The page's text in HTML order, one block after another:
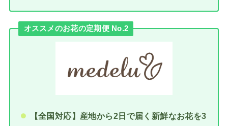
オススメのお花の定期便 No.2
【全国対応】産地から2日で届く新鮮なお花を3